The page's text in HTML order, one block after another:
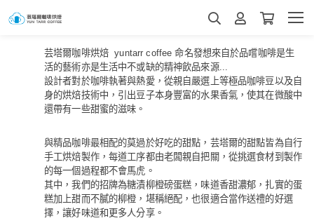
芸塔爾​​咖啡烘焙 yuntarr coffee 命名發想來自於品嚐咖啡是生
活的藝術亦是生活中不或缺的精神飲品來源...
設計者對於咖啡執著與熱愛，從親自嚴選上等極品咖啡豆以及自
身的烘焙技術中，引出豆子本身豐富的水果香氣，使其在微酸中
還帶有一些甜蜜的滋味。
與精品咖啡最相配的莫過於好吃的甜點，芸塔爾的甜點皆為自行
手工烘焙製作，每道工序都由老闆親自把關，從挑選食材到製作
的每一個過程都不會馬虎。
其中，我們的招牌為糖漬柳橙磅蛋糕，味道香甜濃郁，扎實的蛋
糕加上甜而不膩的柳橙，堪稱絕配，也很適合當作送禮的好選
擇，讓好味道和更多人分享。